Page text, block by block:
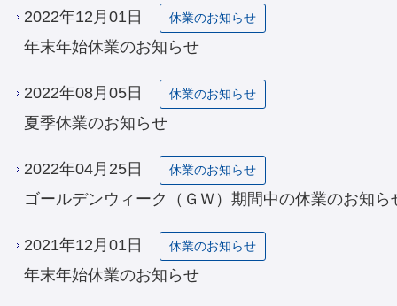
2022年12月01日 休業のお知らせ
年末年始休業のお知らせ
2022年08月05日 休業のお知らせ
夏季休業のお知らせ
2022年04月25日 休業のお知らせ
ゴールデンウィーク（ＧＷ）期間中の休業のお知ら
2021年12月01日 休業のお知らせ
年末年始休業のお知らせ